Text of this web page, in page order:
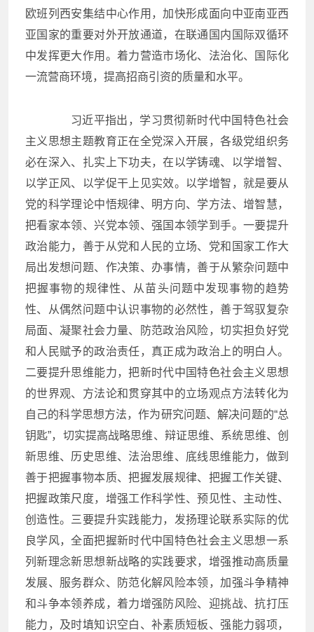
欧班列西安集结中心作用，加快形成面向中亚南亚西
亚国家的重要对外开放通道，在联通国内国际双循环
中发挥更大作用。着力营造市场化、法治化、国际化
一流营商环境，提高招商引资的质量和水平。
习近平指出，学习贯彻新时代中国特色社会
主义思想主题教育正在全党深入开展，各级党组织务
必在深入、扎实上下功夫，在以学铸魂、以学增智、
以学正风、以学促干上见实效。以学增智，就是要从
党的科学理论中悟规律、明方向、学方法、增智慧，
把看家本领、兴党本领、强国本领学到手。一要提升
政治能力，善于从党和人民的立场、党和国家工作大
局出发想问题、作决策、办事情，善于从繁杂问题中
把握事物的规律性、从苗头问题中发现事物的趋势
性、从偶然问题中认识事物的必然性，善于驾驭复杂
局面、凝聚社会力量、防范政治风险，切实担负好党
和人民赋予的政治责任，真正成为政治上的明白人。
二要提升思维能力，把新时代中国特色社会主义思想
的世界观、方法论和贯穿其中的立场观点方法转化为
自己的科学思想方法，作为研究问题、解决问题的“总
钥匙”，切实提高战略思维、辩证思维、系统思维、创
新思维、历史思维、法治思维、底线思维能力，做到
善于把握事物本质、把握发展规律、把握工作关键、
把握政策尺度，增强工作科学性、预见性、主动性、
创造性。三要提升实践能力，发扬理论联系实际的优
良学风，全面把握新时代中国特色社会主义思想一系
列新理念新思想新战略的实践要求，增强推动高质量
发展、服务群众、防范化解风险本领，加强斗争精神
和斗争本领养成，着力增强防风险、迎挑战、抗打压
能力，及时填知识空白、补素质短板、强能力弱项，